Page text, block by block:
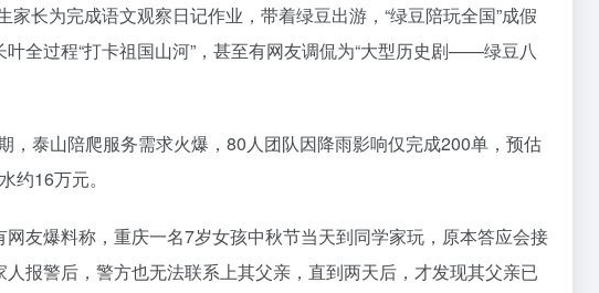
长为完成语文观察日记作业，带着绿豆出游，“绿豆陪玩全国”成假
全过程“打卡祖国山河”，甚至有网友调侃为“大型历史剧——绿豆八
，泰山陪爬服务需求火爆，80人团队因降雨影响仅完成200单，预估
约16万元。
友爆料称，重庆一名7岁女孩中秋节当天到同学家玩，原本答应会接
报警后，警方也无法联系上其父亲，直到两天后，才发现其父亲已